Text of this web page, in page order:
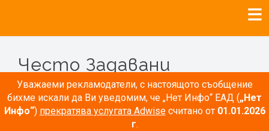
Уважаеми рекламодатели, с настоящото съобщение
бихме искали да Ви уведомим, че „Нет Инфо“ ЕАД („Нет
Инфо“) прекратява услугата Adwiseсчитано от 01.01.2026
г.
Често Задавани
Въпроси